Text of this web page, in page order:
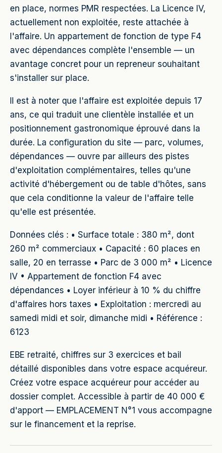
en place, normes PMR respectées. La Licence IV,
actuellement non exploitée, reste attachée à
l'affaire. Un appartement de fonction de type F4
avec dépendances complète l'ensemble — un
avantage concret pour un repreneur souhaitant
s'installer sur place.
Il est à noter que l'affaire est exploitée depuis 17
ans, ce qui traduit une clientèle installée et un
positionnement gastronomique éprouvé dans la
durée. La configuration du site — parc, volumes,
dépendances — ouvre par ailleurs des pistes
d'exploitation complémentaires, telles qu'une
activité d'hébergement ou de table d'hôtes, sans
que cela conditionne la valeur de l'affaire telle
qu'elle est présentée.
Données clés : • Surface totale : 380 m², dont
260 m² commerciaux • Capacité : 60 places en
salle, 20 en terrasse • Parc de 3 000 m² • Licence
IV • Appartement de fonction F4 avec
dépendances • Loyer inférieur à 10 % du chiffre
d'affaires hors taxes • Exploitation : mercredi au
samedi midi et soir, dimanche midi • Référence :
6123
EBE retraité, chiffres sur 3 exercices et bail
détaillé disponibles dans votre espace acquéreur.
Créez votre espace acquéreur pour accéder au
dossier complet. Accessible à partir de 40 000 €
d'apport — EMPLACEMENT N°1 vous accompagne
sur le financement et la reprise.